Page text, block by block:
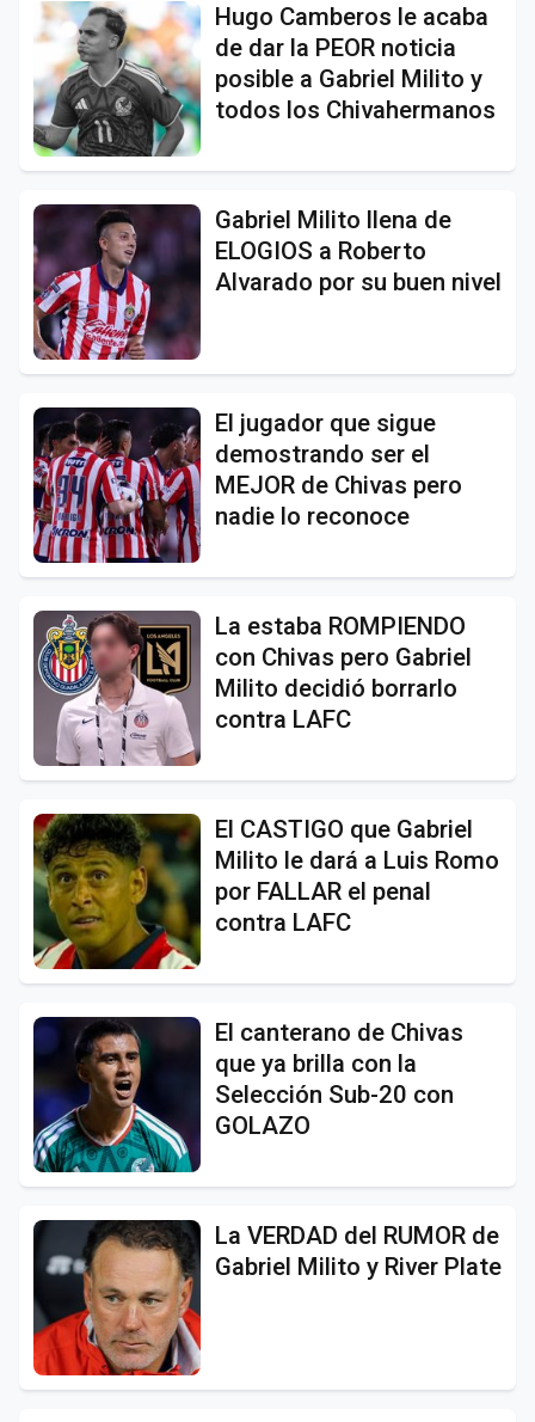
Hugo Camberos le acaba
de dar la PEOR noticia
posible a Gabriel Milito y
todos los Chivahermanos
Gabriel Milito llena de
ELOGIOS a Roberto
Alvarado por su buen nivel
El jugador que sigue
demostrando ser el
MEJOR de Chivas pero
nadie lo reconoce
La estaba ROMPIENDO
con Chivas pero Gabriel
Milito decidió borrarlo
contra LAFC
El CASTIGO que Gabriel
Milito le dará a Luis Romo
por FALLAR el penal
contra LAFC
El canterano de Chivas
que ya brilla con la
Selección Sub-20 con
GOLAZO
La VERDAD del RUMOR de
Gabriel Milito y River Plate